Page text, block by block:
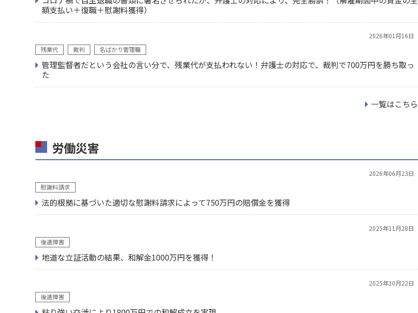
額支払い＋復職＋慰謝料獲得）
2026年01月16日
残業代
裁判 名ばかり管理職
管理監督者だという会社の言い分で、残業代が支払われない！弁護士の対応で、裁判で700万円を勝ち取っ
た
一覧はこちら
労働災害
2026年06月23日
慰謝料請求
法的根拠に基づいた適切な慰謝料請求によって750万円の賠償金を獲得
2025年11月28日
後遺障害
地道な立証活動の結果、和解金1000万円を獲得！
2025年10月22日
後遺障害